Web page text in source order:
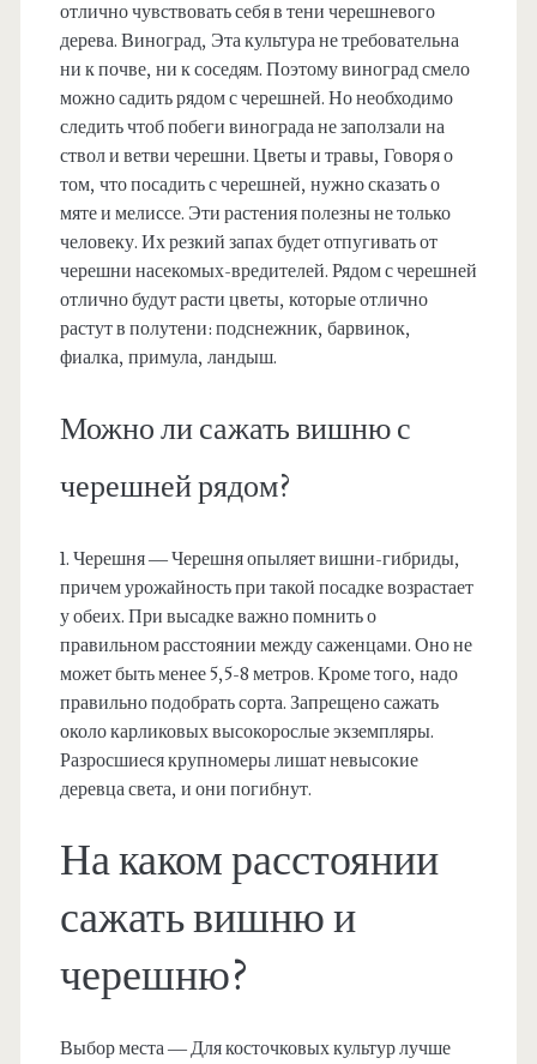
отлично чувствовать себя в тени черешневого
дерева. Виноград, Эта культура не требовательна
ни к почве, ни к соседям. Поэтому виноград смело
можно садить рядом с черешней. Но необходимо
следить чтоб побеги винограда не заползали на
ствол и ветви черешни. Цветы и травы, Говоря о
том, что посадить с черешней, нужно сказать о
мяте и мелиссе. Эти растения полезны не только
человеку. Их резкий запах будет отпугивать от
черешни насекомых-вредителей. Рядом с черешней
отлично будут расти цветы, которые отлично
растут в полутени: подснежник, барвинок,
фиалка, примула, ландыш.
Можно ли сажать вишню с
черешней рядом?
1. Черешня — Черешня опыляет вишни-гибриды,
причем урожайность при такой посадке возрастает
у обеих. При высадке важно помнить о
правильном расстоянии между саженцами. Оно не
может быть менее 5,5-8 метров. Кроме того, надо
правильно подобрать сорта. Запрещено сажать
около карликовых высокорослые экземпляры.
Разросшиеся крупномеры лишат невысокие
деревца света, и они погибнут.
На каком расстоянии
сажать вишню и
черешню?
Выбор места — Для косточковых культур лучше